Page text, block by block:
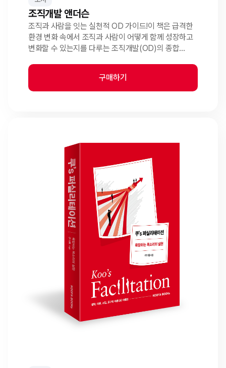
조직개발 앤더슨
조직과 사람을 잇는 실천적 OD 가이드!이 책은 급격한
환경 변화 속에서 조직과 사람이 어떻게 함께 성장하고
변화할 수 있는지를 다루는 조직개발(OD)의 종합
의미에 대한 재정의라는 시대적 흐름 속에서,
조직개발이 왜 다시 중요한 역할을 맡게 되었는지를
이론...
구매하기